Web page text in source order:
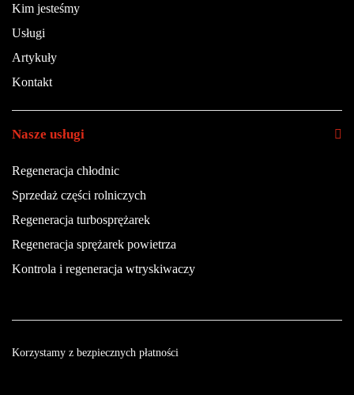
Kim jesteśmy
Usługi
Artykuły
Kontakt
Nasze usługi
Regeneracja chłodnic
Sprzedaż części rolniczych
Regeneracja turbosprężarek
Regeneracja sprężarek powietrza
Kontrola i regeneracja wtryskiwaczy
Korzystamy z bezpiecznych płatności